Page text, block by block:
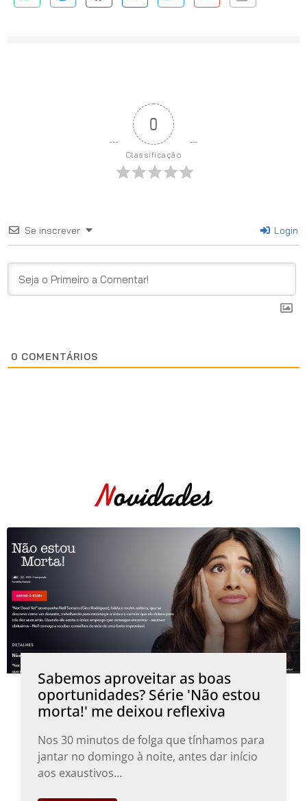
0
Classificação
Se inscrever Login
0 COMENTÁRIOS
Sabemos aproveitar as boas
oportunidades? Série 'Não estou
morta!' me deixou reflexiva
Nos 30 minutos de folga que tínhamos para
jantar no domingo à noite, antes dar início
aos exaustivos...